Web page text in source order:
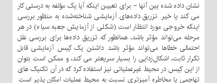
نشان داده شده بین آنها - برای تعیین اینکه آیا یک مؤلفه به درستی کار
می کند یا خیر. تزریق داده‌های آزمایشی شناخته‌شده به منظور بررسی
اینکه خروجی مورد انتظار است (شکلی از آزمایش جعبه سیاه) در هر
مرحله می‌تواند مؤثر باشد، همانطور که تزریق داده‌ها برای بررسی علل
احتمالی خطاها می‌تواند مؤثر باشد. داشتن یک کِیس آزمایشی قابل
تکرار ثابت، اشکال‌زدایی را بسیار سریعتر می کند، و ممکن است بتوان
از این کِیس در محیط غیرعملیاتی نیز استفاده کرد که در آن تکنیک های
تهاجمی یا مخاطره آمیزتری نسبت به محیط عملیات امکان پذیر است.